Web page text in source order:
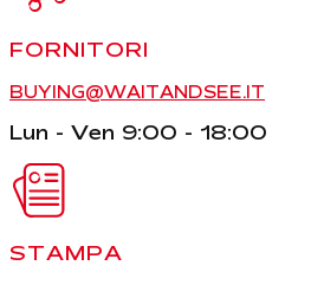
FORNITORI
BUYING@WAITANDSEE.IT
Lun - Ven 9:00 - 18:00
STAMPA